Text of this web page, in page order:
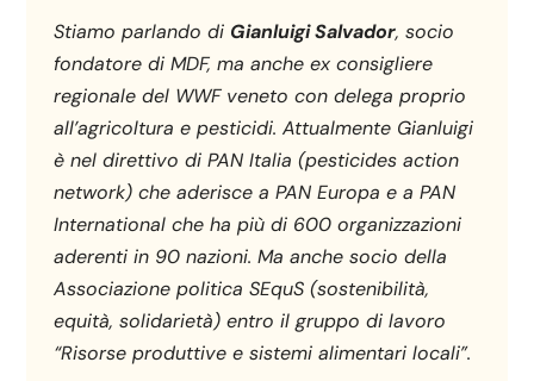
Stiamo parlando di Gianluigi Salvador, socio
fondatore di MDF, ma anche ex consigliere
regionale del WWF veneto con delega proprio
all’agricoltura e pesticidi. Attualmente Gianluigi
è nel direttivo di PAN Italia (pesticides action
network) che aderisce a PAN Europa e a PAN
International che ha più di 600 organizzazioni
aderenti in 90 nazioni. Ma anche socio della
Associazione politica SEquS (sostenibilità,
equità, solidarietà) entro il gruppo di lavoro
“Risorse produttive e sistemi alimentari locali”.